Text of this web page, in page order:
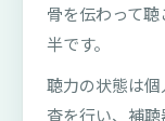
骨を伝わって
半です。
聴力の状態は
査を行い、補